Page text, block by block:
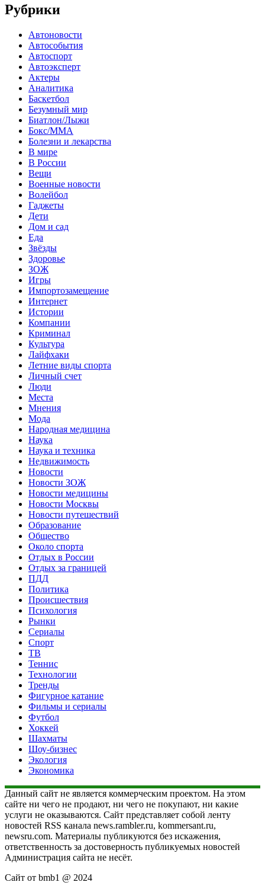
Рубрики
Автоновости
Автособытия
Автоспорт
Автоэксперт
Актеры
Аналитика
Баскетбол
Безумный мир
Биатлон/Лыжи
Бокс/MMA
Болезни и лекарства
В мире
В России
Вещи
Военные новости
Волейбол
Гаджеты
Дети
Дом и сад
Еда
Звёзды
Здоровье
ЗОЖ
Игры
Импортозамещение
Интернет
Истории
Компании
Криминал
Культура
Лайфхаки
Летние виды спорта
Личный счет
Люди
Места
Мнения
Мода
Народная медицина
Наука
Наука и техника
Недвижимость
Новости
Новости ЗОЖ
Новости медицины
Новости Москвы
Новости путешествий
Образование
Общество
Около спорта
Отдых в России
Отдых за границей
ПДД
Политика
Происшествия
Психология
Рынки
Сериалы
Спорт
ТВ
Теннис
Технологии
Тренды
Фигурное катание
Фильмы и сериалы
Футбол
Хоккей
Шахматы
Шоу-бизнес
Экология
Экономика
Данный сайт не является коммерческим проектом. На этом
сайте ни чего не продают, ни чего не покупают, ни какие
услуги не оказываются. Сайт представляет собой ленту
новостей RSS канала news.rambler.ru, kommersant.ru,
newsru.com. Материалы публикуются без искажения,
ответственность за достоверность публикуемых новостей
Администрация сайта не несёт.
Сайт от bmb1 @ 2024